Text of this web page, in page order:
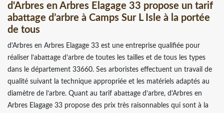
d'Arbres en Arbres Elagage 33 propose un tarif
abattage d’arbre à Camps Sur L Isle à la portée
de tous
d'Arbres en Arbres Elagage 33 est une entreprise qualifiée pour
réaliser l’abattage d’arbre de toutes les tailles et de tous les types
dans le département 33660. Ses arboristes effectuent un travail de
qualité suivant la technique appropriée et les matériels adaptés au
diamètre de l’arbre. Quant au tarif abattage d’arbre, d'Arbres en
Arbres Elagage 33 propose des prix très raisonnables qui sont à la